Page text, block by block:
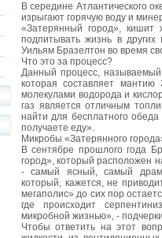
В середине Атлантического
изрыгают горячую воду и
«Затерянный город»,
подпитывать жизнь в
Уильям Бразелтон во время
Что это за процесс?
Данный процесс,
которая составляет
молекулами водорода и
газ является отличным
найти для бесплатного
получаете еду».
Микробы «Затерянного
В сентябре прошлого года
город», который расположен
- самый ясный, самый
который, кажется, не
мегаполис» до сих пор
где происходит
микробной жизнью», -
Чтобы ответить на этот